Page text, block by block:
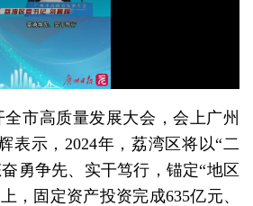
市高质量发展大会，会上广州
表示，2024年，荔湾区将以“二
勇争先、实干笃行，锚定“地区
，固定资产投资完成635亿元、